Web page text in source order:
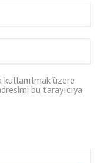
kullanılmak üzere
bu tarayıcıya